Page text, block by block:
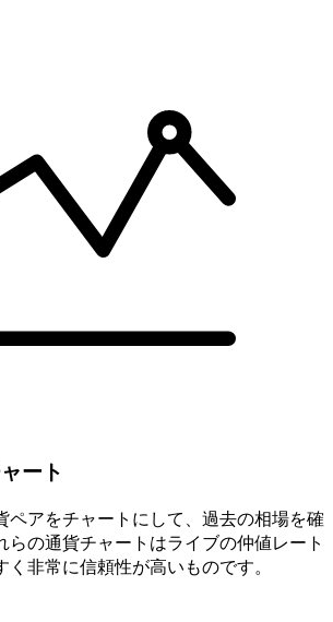
ート
ペアをチャートにして、過去の相場を確
らの通貨チャートはライブの仲値レート
く非常に信頼性が高いものです。